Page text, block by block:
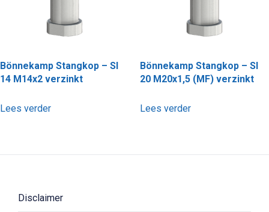
Bönnekamp Stangkop – SI
14 M14x2 verzinkt
Lees verder
Bönnekamp Stangkop – SI
20 M20x1,5 (MF) verzinkt
Lees verder
Disclaimer